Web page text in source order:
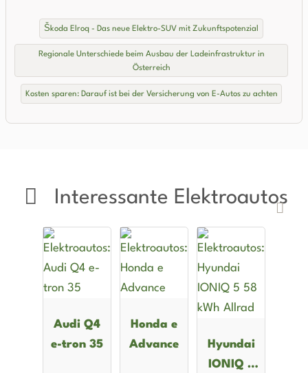
Interessante Elektroautos
Audi Q4
e-tron 35
Honda e
Advance
Hyundai
IONIQ 5
Škoda Elroq - Das neue Elektro-SUV mit Zukunftspotenzial
Regionale Unterschiede beim Ausbau der Ladeinfrastruktur in
Österreich
Kosten sparen: Darauf ist bei der Versicherung von E-Autos zu achten